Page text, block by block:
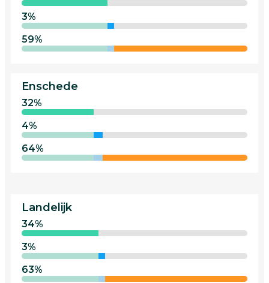
3%
59%
Enschede
32%
4%
64%
Landelijk
34%
3%
63%